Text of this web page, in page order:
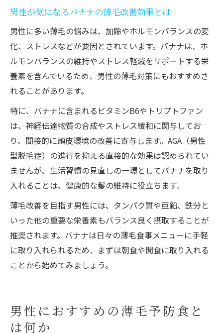
男性が気になるバナナの薄毛改善効果とは
男性に多い薄毛の悩みは、加齢やホルモンバランスの変
化、ストレスなどが要因とされています。バナナは、ホ
ルモンバランスの維持やストレス軽減をサポートする栄
養素を含んでいるため、男性の薄毛対策にもおすすめさ
れることがあります。
特に、バナナに含まれるビタミンB6やトリプトファン
は、神経伝達物質の合成やストレス緩和に関与してお
り、間接的に頭皮環境の改善に寄与します。AGA（男性
型脱毛症）の進行を抑える直接的な効果は認められてい
ませんが、生活習慣の見直しの一環としてバナナを取り
入れることは、健康的な髪の維持に役立ちます。
薄毛改善を目指す男性には、タンパク質や亜鉛、鉄分と
いった他の重要な栄養素もバランス良く摂取することが
推奨されます。バナナは日々の薄毛食事メニューに手軽
に取り入れられるため、まずは朝食や間食に取り入れる
ことから始めてみましょう。
男性におすすめの薄毛予防食と
は何か